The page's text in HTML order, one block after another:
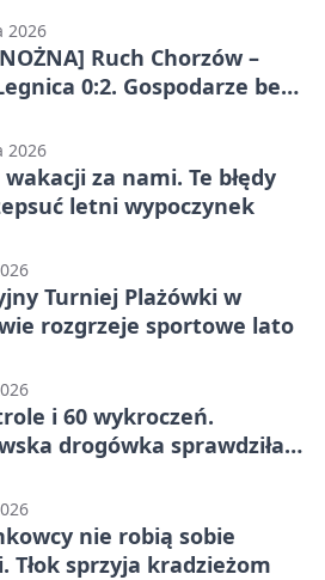
2026
Ruch Chorzów –
0:2. Gospodarze bez
2026
wakacji za nami. Te błędy
letni wypoczynek
Turniej Plażówki w
rozgrzeje sportowe lato
i 60 wykroczeń.
drogówka sprawdziła
nie robią sobie
Tłok sprzyja kradzieżom